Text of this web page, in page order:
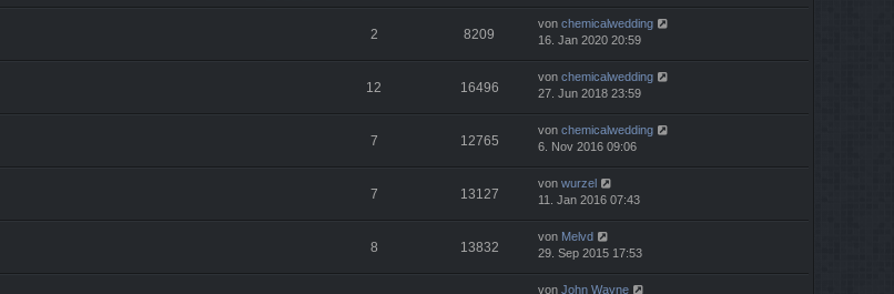
2 8209
von chemicalwedding
16. Jan 2020 20:59
12 16496
von chemicalwedding
27. Jun 2018 23:59
7 12765
von chemicalwedding
6. Nov 2016 09:06
7 13127
von wurzel
11. Jan 2016 07:43
8 13832
von Melvd
29. Sep 2015 17:53
von John Wayne